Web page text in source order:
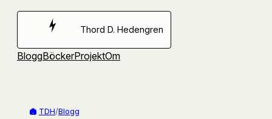
Hoppa
Thord D. Hedengren
BloggBöckerProjektOm
TDH/Blogg